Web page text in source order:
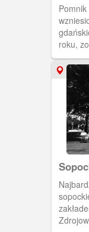
roku,
stoi
Po
pieca